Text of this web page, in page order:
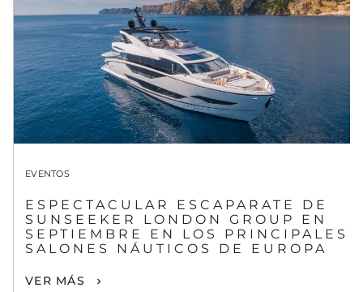
EVENTOS
ESPECTACULAR ESCAPARATE DE
SUNSEEKER LONDON GROUP EN
SEPTIEMBRE EN LOS PRINCIPALES
SALONES NÁUTICOS DE EUROPA
VER MÁS